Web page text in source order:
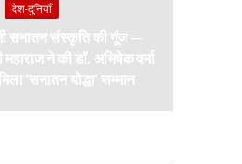
देश-दुनियाँ
सनातन संस्कृति की गूंज —
ने की डॉ. अभिषेक वर्मा
‘सनातन योद्धा’ सम्मान